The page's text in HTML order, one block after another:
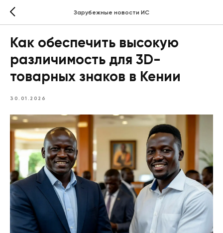
Зарубежные новости ИС
Как обеспечить высокую
различимость для 3D-
товарных знаков в Кении
30.01.2026